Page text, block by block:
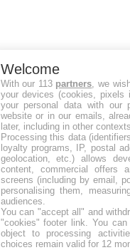
Welcome
With our 113 partners , we
your devices (cookies, pixels
your personal data with our
website or in our emails,
later, including in other
Processing this data
loyalty programs, IP, postal
geolocation, etc.) allows
content, commercial offers
screens (including by email,
personalising them,
audiences.
You can "accept all" and
"cookies" footer link . You
object to processing
choices remain valid for 12